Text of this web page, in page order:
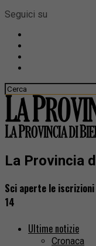
Seguici su
La Provincia
Sci aperte le
14
Ultime notizie
Cronaca